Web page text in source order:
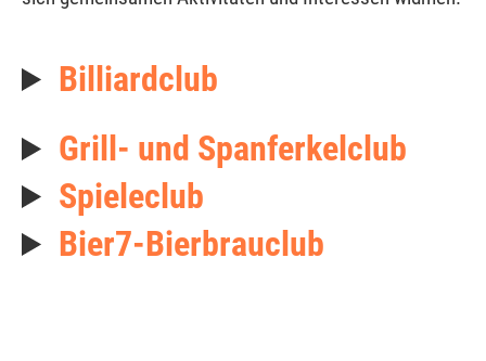
Billiardclub
Grill- und Spanferkelclub
Spieleclub
Bier7-Bierbrauclub